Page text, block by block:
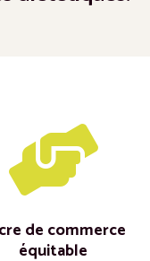
de commerce
équitable